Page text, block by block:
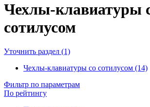
Чехлы-клавиатуры
сотилусом
Уточнить раздел (1)
Чехлы-клавиатуры со сотилусом (14)
Фильтр по параметрам
По рейтингу